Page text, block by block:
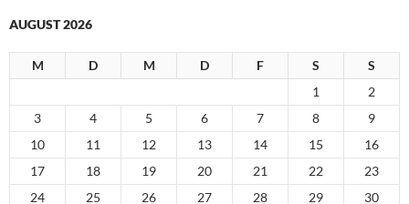
AUGUST 2026
M D M D F S
S
1
2
3
4 5 6 7 8
9
10
11 12 13 14 15
16
17
18 19 20 21 22
23
24
25 26 27 28 29
30